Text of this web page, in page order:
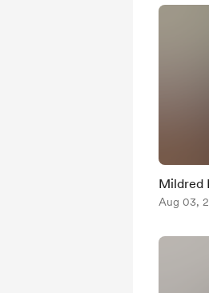
Mildred
Aug 03,